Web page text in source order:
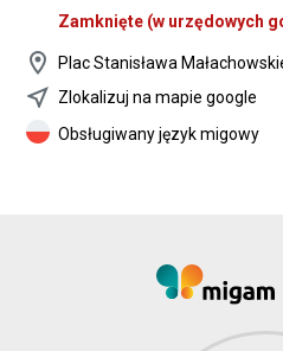
Zamknięte (w urzędowych
location_on
Plac Stanisława
near_me Zlokalizuj na mapie google
Obsługiwany język migowy